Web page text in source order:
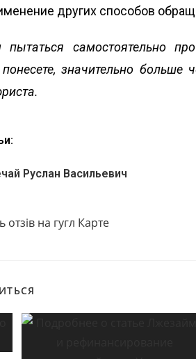
других способов
самостоятельно
значительно
Руслан Васильевич